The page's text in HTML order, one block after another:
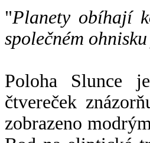
"Planety obíhají
společném
Poloha Slunce
čtvereček
zobrazeno